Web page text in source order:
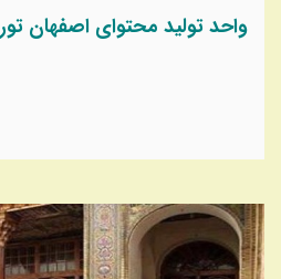
واحد تولید محتوای اصفهان تور